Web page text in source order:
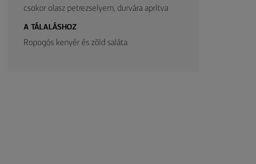
csokor olasz petrezselyem, durvára aprítva
A TÁLALÁSHOZ
Ropogós kenyér és zöld saláta